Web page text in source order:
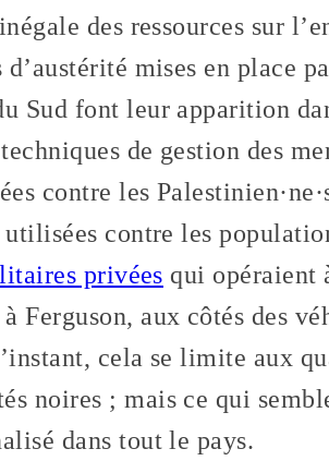
des ressources sur
d’austérité mises en place
Sud font leur apparition
de gestion des
contre les
contre les
privées qui opéraient
Ferguson, aux côtés des
cela se limite aux
noires ; mais ce qui
dans tout le pays.